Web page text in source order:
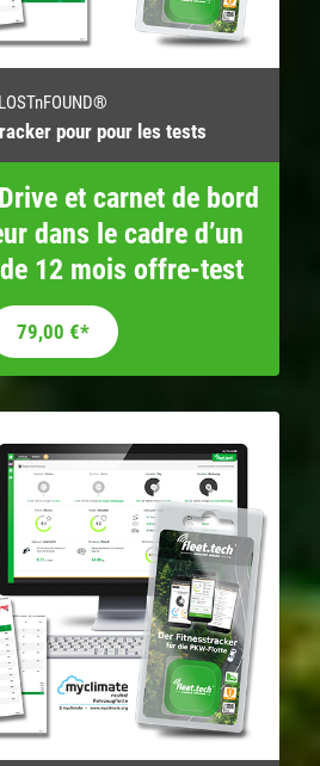
LOSTnFOUND®
pour pour les tests
et carnet de bord
dans le cadre d’un
12 mois offre-test
79,00 €*